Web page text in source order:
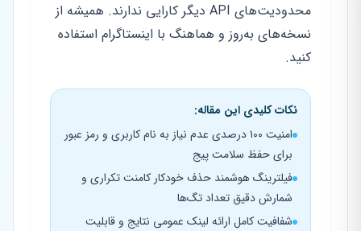
محدودیت‌های API دیگر کارایی ندارند. همیشه از
نسخه‌های به‌روز و هماهنگ با اینستاگرام استفاده
کنید.
نکات کلیدی این مقاله:
امنیت ۱۰۰ درصدی عدم نیاز به نام کاربری و رمز عبور
برای حفظ سلامت پیج
فیلترینگ هوشمند حذف خودکار کامنت تکراری و
شمارش دقیق تعداد تگ‌ها
شفافیت کامل ارائه لینک عمومی نتایج و قابلیت